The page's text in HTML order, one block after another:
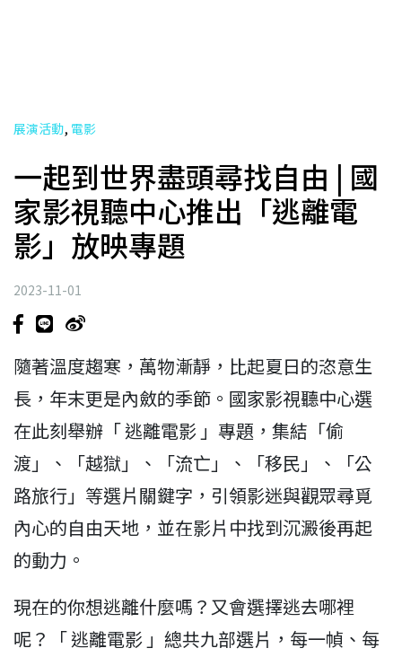
展演活動, 電影
一起到世界盡頭尋找自由 | 國
家影視聽中心推出「逃離電
影」放映專題
2023-11-01
隨著溫度趨寒，萬物漸靜，比起夏日的恣意生
長，年末更是內斂的季節。國家影視聽中心選
在此刻舉辦「 逃離電影 」專題，集結「偷
渡」、「越獄」、「流亡」、「移民」、「公
路旅行」等選片關鍵字，引領影迷與觀眾尋覓
內心的自由天地，並在影片中找到沉澱後再起
的動力。
現在的你想逃離什麼嗎？又會選擇逃去哪裡
呢？「 逃離電影 」總共九部選片，每一幀、每